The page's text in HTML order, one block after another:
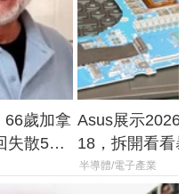
66歲加拿
失散50
Asus展示2026
18，拆開看看
半導體/電子產業